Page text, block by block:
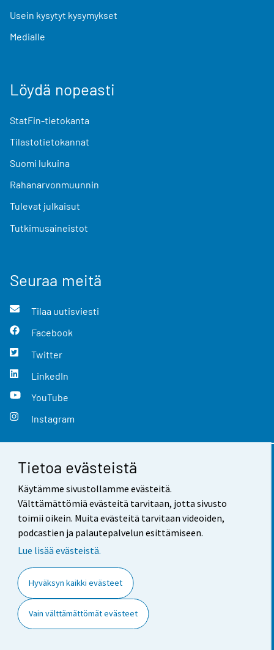
Tietoa evästeistä
Käytämme sivustollamme evästeitä.
Välttämättömiä evästeitä tarvitaan, jotta sivusto
toimii oikein. Muita evästeitä tarvitaan videoiden,
podcastien ja palautepalvelun esittämiseen.
Lue lisää evästeistä.
Hyväksyn kaikki evästeet
Vain välttämättömät evästeet
Usein kysytyt kysymykset
Medialle
Löydä nopeasti
StatFin-tietokanta
Tilastotietokannat
Suomi lukuina
Rahanarvonmuunnin
Tulevat julkaisut
Tutkimusaineistot
Seuraa meitä
Tilaa uutisviesti
Facebook
Twitter
LinkedIn
YouTube
Instagram
Yhteystiedot
Palaute
Käyttöehdot
Saavutettavuus
Tietoa sivustosta
Evästeasetukset